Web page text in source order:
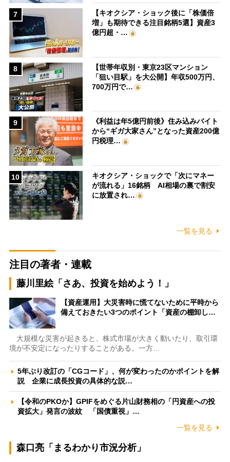
7
【キオクシア・ショック後に「株価倍
増」も期待できる注目銘柄5選】資産3
億円超・…
8
【世帯年収別・東京23区マンション
「狙い目駅」を大公開】年収500万円、
700万円で…
9
《利益は年5億円前後》住み込みバイト
から“ギガ大家さん”となった資産200億
円税理…
10
キオクシア・ショックで「次にマネー
が流れる」16銘柄 AI相場の裏で割安
に放置され…
一覧を見る
注目の著者・連載
藤川里絵「さあ、投資を始めよう！」
【資産運用】大災害時に慌てないために平時から
備えておきたい3つのポイント「資産の棚卸し…
大規模な災害が起きると、株式市場が大きく動いたり、取引環
境が不安定になったりすることがある。一方…
5年ぶり改訂の「CGコード」、何が変わったのかポイントを解
説 企業に成長投資の具体的な説…
【令和のPKOか】GPIFをめぐる片山財務相の「円資産への投
資拡大」発言の波紋 「国債重視」…
一覧を見る
森口亮「まるわかり市況分析」